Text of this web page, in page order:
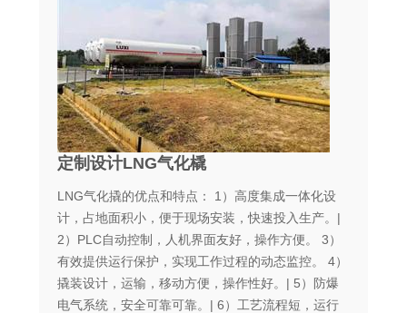
定制设计LNG气化橇
LNG气化撬的优点和特点： 1）高度集成一体化设
计，占地面积小，便于现场安装，快速投入生产。|
2）PLC自动控制，人机界面友好，操作方便。 3）
有效提供运行保护，实现工作过程的动态监控。 4）
撬装设计，运输，移动方便，操作性好。| 5）防爆
电气系统，安全可靠可靠。| 6）工艺流程短，运行